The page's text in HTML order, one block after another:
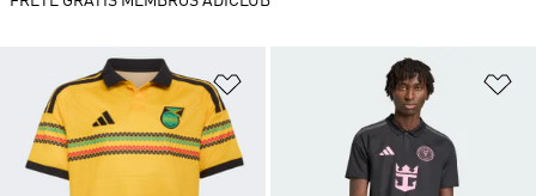
Adicionar à Lista de Desejos